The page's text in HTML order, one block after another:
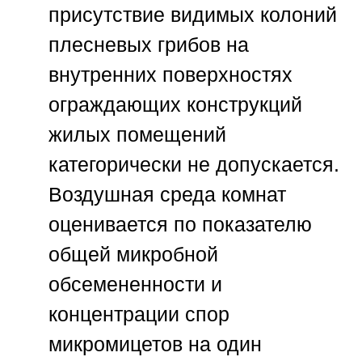
присутствие видимых колоний
плесневых грибов на
внутренних поверхностях
ограждающих конструкций
жилых помещений
категорически не допускается.
Воздушная среда комнат
оценивается по показателю
общей микробной
обсемененности и
концентрации спор
микромицетов на один